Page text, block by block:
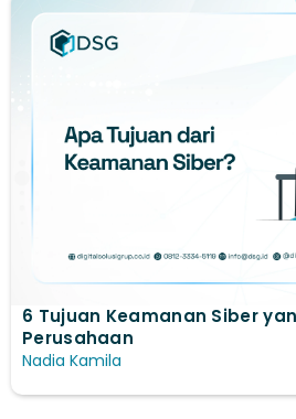
6 Tujuan Keamanan Siber
Perusahaan
Nadia Kamila